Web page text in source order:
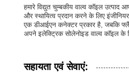
हमारे विद्युत चुम्बकीय वाल्व कॉइल
और स्थायित्व प्रदान करने के लिए
एक डीआईएन कनेक्टर प्रकार है, जबकि
अपने इलेक्ट्रिक सोलेनोइड वाल्व कॉइल के
सहायता एवं सेवाएं: